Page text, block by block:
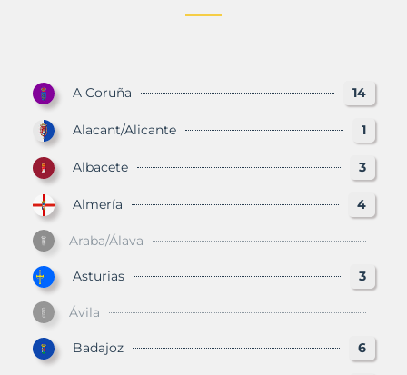
A Coruña 14
Alacant/Alicante 1
Albacete 3
Almería 4
Araba/Álava
Asturias 3
Ávila
Badajoz 6